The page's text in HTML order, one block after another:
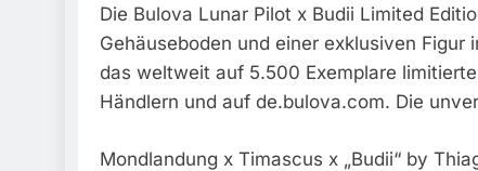
Die Bulova Lunar Pilot x Budii Limited
Gehäuseboden und einer exklusiven
das weltweit auf 5.500 Exemplare
Händlern und auf de.bulova.com. Die
Mondlandung x Timascus x „Budii“ by